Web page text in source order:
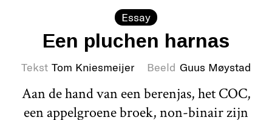
Essay
Een pluchen harnas
Tekst Tom Kniesmeijer Beeld Guus Møystad
Aan de hand van een berenjas, het COC,
een appelgroene broek, non-binair zijn